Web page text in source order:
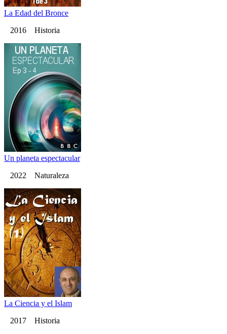
La Edad del Bronce
2016 Historia
Un planeta espectacular
2022 Naturaleza
La Ciencia y el Islam
2017 Historia